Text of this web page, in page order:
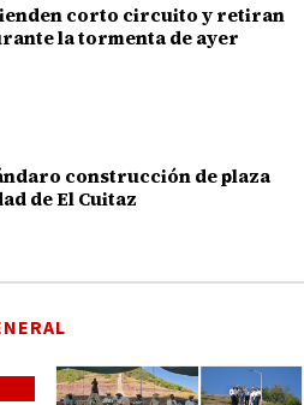
corto circuito y retiran
la tormenta de ayer
construcción de plaza
de El Cuitaz